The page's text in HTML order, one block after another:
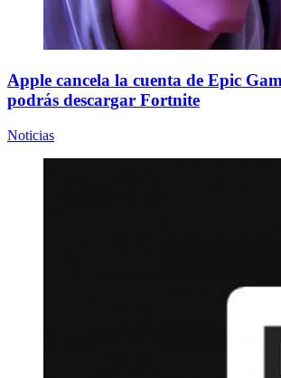
Apple cancela la cuenta de Epic
podrás descargar Fortnite
Noticias